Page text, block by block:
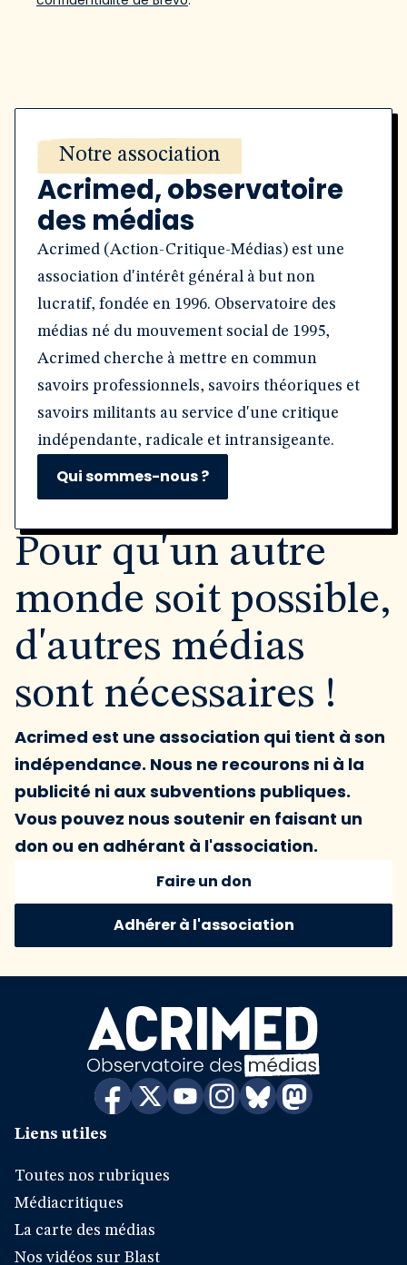
Notre association
Acrimed, observatoire
des médias
Acrimed (Action-Critique-Médias) est une
association d'intérêt général à but non
lucratif, fondée en 1996. Observatoire des
médias né du mouvement social de 1995,
Acrimed cherche à mettre en commun
savoirs professionnels, savoirs théoriques et
savoirs militants au service d'une critique
indépendante, radicale et intransigeante.
Qui sommes-nous ?
Pour qu'un autre
monde soit possible,
d'autres médias
sont nécessaires !
Acrimed est une association qui tient à son
indépendance. Nous ne recourons ni à la
publicité ni aux subventions publiques.
Vous pouvez nous soutenir en faisant un
don ou en adhérant à l'association.
Faire un don
Adhérer à l'association
Liens utiles
Toutes nos rubriques
Médiacritiques
La carte des médias
Nos vidéos sur Blast